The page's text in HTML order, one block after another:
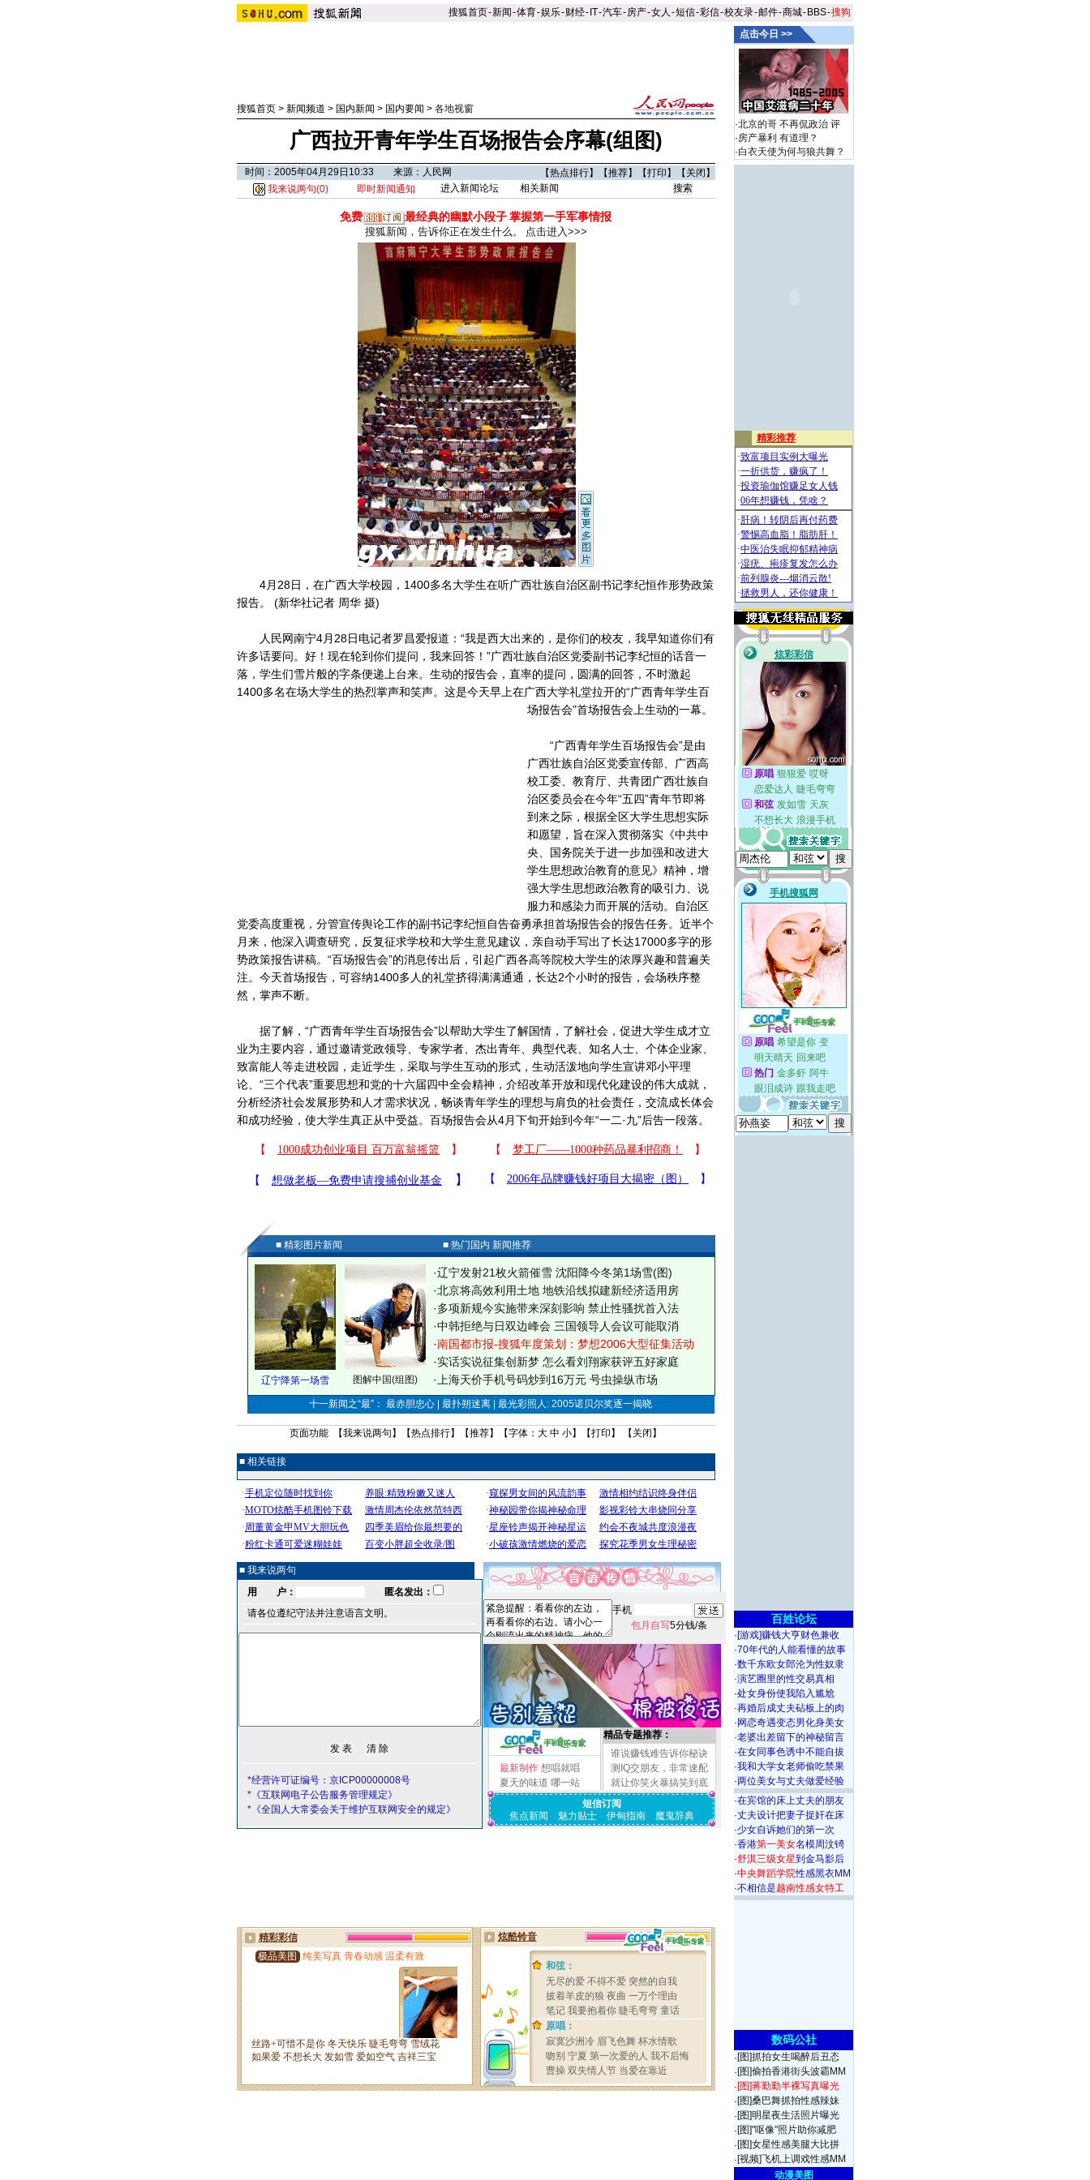
搜狐首页-新闻-体育-娱乐-财经- IT-汽车-房产-女人 -短信-彩信-校友录-邮件-商城- BBS-搜狗
搜狐首页> 新闻频道 > 国内新闻 > 国内要闻 > 各地视窗
广西拉开青年学生百场报告会序幕(组图)
时间：2005年04月29日10:33 来源：人民网 【热点排行】【推荐】【打印 】【 关闭 】
我来说两句(0) 即时新闻通知 进入新闻论坛 相关新闻
免费 最经典的幽默小段子掌握第一手军事情报
搜狐新闻，告诉你正在发生什么。 点击进入>>>
4月28日，在广西大学校园，1400多名大学生在听广西壮族自治区副书记李纪恒作形势政策
报告。 (新华社记者 周华 摄)
人民网南宁4月28日电记者罗昌爱报道：“我是西大出来的，是你们的校友，我早知道你们有
许多话要问。好！现在轮到你们提问，我来回答！”广西壮族自治区党委副书记李纪恒的话音一
落，学生们雪片般的字条便递上台来。生动的报告会，直率的提问，圆满的回答，不时激起
1400多名在场大学生的热烈掌声和笑声。 这是今天早上在广西大学礼堂拉开的“广西青年学生百
场报告会”首场报告会上生动的一幕。
“广西青年学生百场报告会”是由
广西壮族自治区党委宣传部、广西高
校工委、教育厅、共青团广西壮族自
治区委员会在今年“五四”青年节即将
到来之际，根据全区大学生思想实际
和愿望，旨在深入贯彻落实《中共中
央、国务院关于进一步加强和改进大
学生思想政治教育的意见》精神，增
强大学生思想政治教育的吸引力、说
服力和感染力而开展的活动。自治区
党委高度重视，分管宣传舆论工作的副书记李纪恒自告奋勇承担首场报告会的报告任务。近半个
月来，他深入调查研究，反复征求学校和大学生意见建议，亲自动手写出了长达17000多字的形
势政策报告讲稿。“百场报告会”的消息传出后，引起广西各高等院校大学生的浓厚兴趣和普遍关
注。今天首场报告，可容纳1400多人的礼堂挤得满满通通，长达2个小时的报告，会场秩序整
然，掌声不断。
据了解，“广西青年学生百场报告会”以帮助大学生了解国情，了解社会，促进大学生成才立
业为主要内容，通过邀请党政领导、专家学者、杰出青年、典型代表、知名人士、个体企业家、
致富能人等走进校园，走近学生，采取与学生互动的形式，生动活泼地向学生宣讲邓小平理
论、“三个代表”重要思想和党的十六届四中全会精神，介绍改革开放和现代化建设的伟大成就，
分析经济社会发展形势和人才需求状况，畅谈青年学生的理想与肩负的社会责任，交流成长体会
和成功经验，使大学生真正从中受益。百场报告会从4月下旬开始到今年“一二·九”后告一段落。
■ 精彩图片新闻 ■ 热门国内 新闻推荐
辽宁降第一场雪 图解中国(组图)
·辽宁发射21枚火箭催雪 沈阳降今冬第1场雪(图)
·北京将高效利用土地 地铁沿线拟建新经济适用房
·多项新规今实施带来深刻影响 禁止性骚扰首入法
·中韩拒绝与日双边峰会 三国领导人会议可能取消
·南国都市报-搜狐年度策划：梦想2006大型征集活动
·实话实说征集创新梦 怎么看刘翔家获评五好家庭
· 上海天价手机号码炒到16万元 号虫操纵市场
十一新闻之“最”： 最赤胆忠心 | 最扑朔迷离 | 最光彩照人: 2005诺贝尔奖逐一揭晓
页面功能 【我来说两句 】【热点排行】【推荐】【字体： 大 中 小】【打印 】 【 关闭 】
■ 相关链接
■ 我来说两句
用 户：
匿名发出：
请各位遵纪守法并注意语言文明。
*经营许可证编号：京ICP00000008号
*《互联网电子公告服务管理规定》
*《全国人大常委会关于维护互联网安全的规定》
手机
包月自写5分钱/条
最新制作 想唱就唱
夏天的味道 哪一站
精品专题推荐：
谁说赚钱难告诉你秘诀
测IQ交朋友，非常速配
就让你笑火暴搞笑到底
短信订阅
焦点新闻
魅力贴士 伊甸指南 魔鬼辞典
点击今日 >>
·北京的哥 不再侃政治 评
·房产暴利 有道理？
·白衣天使为何与狼共舞？
百姓论坛
· [游戏]赚钱大亨财色兼收
·70年代的人能看懂的故事
·数千东欧女郎沦为性奴隶
·演艺圈里的性交易真相
·处女身份使我陷入尴尬
·再婚后成丈夫砧板上的肉
· 网恋奇遇变态男化身美女
·老婆出差留下的神秘留言
·在女同事色诱中不能自拔
·我和大学女老师偷吃禁果
·两位美女与丈夫做爱经验
·在宾馆的床上丈夫的朋友
·丈夫设计把妻子捉奸在床
·少女自诉她们的第一次
·香港第一美女名模周汶锜
·舒淇三级女星到金马影后
·中央舞蹈学院性感黑衣MM
·不相信是越南性感女特工
数码公社
· [图]抓拍女生喝醉后丑态
· [图]偷拍香港街头波霸MM
·[图]蒋勤勤半裸写真曝光
· [图]桑巴舞抓拍性感辣妹
· [图]明星夜生活照片曝光
· [图]"呕像"照片助你减肥
· [图]女星性感美腿大比拼
· [视频]飞机上调戏性感MM
动漫美图